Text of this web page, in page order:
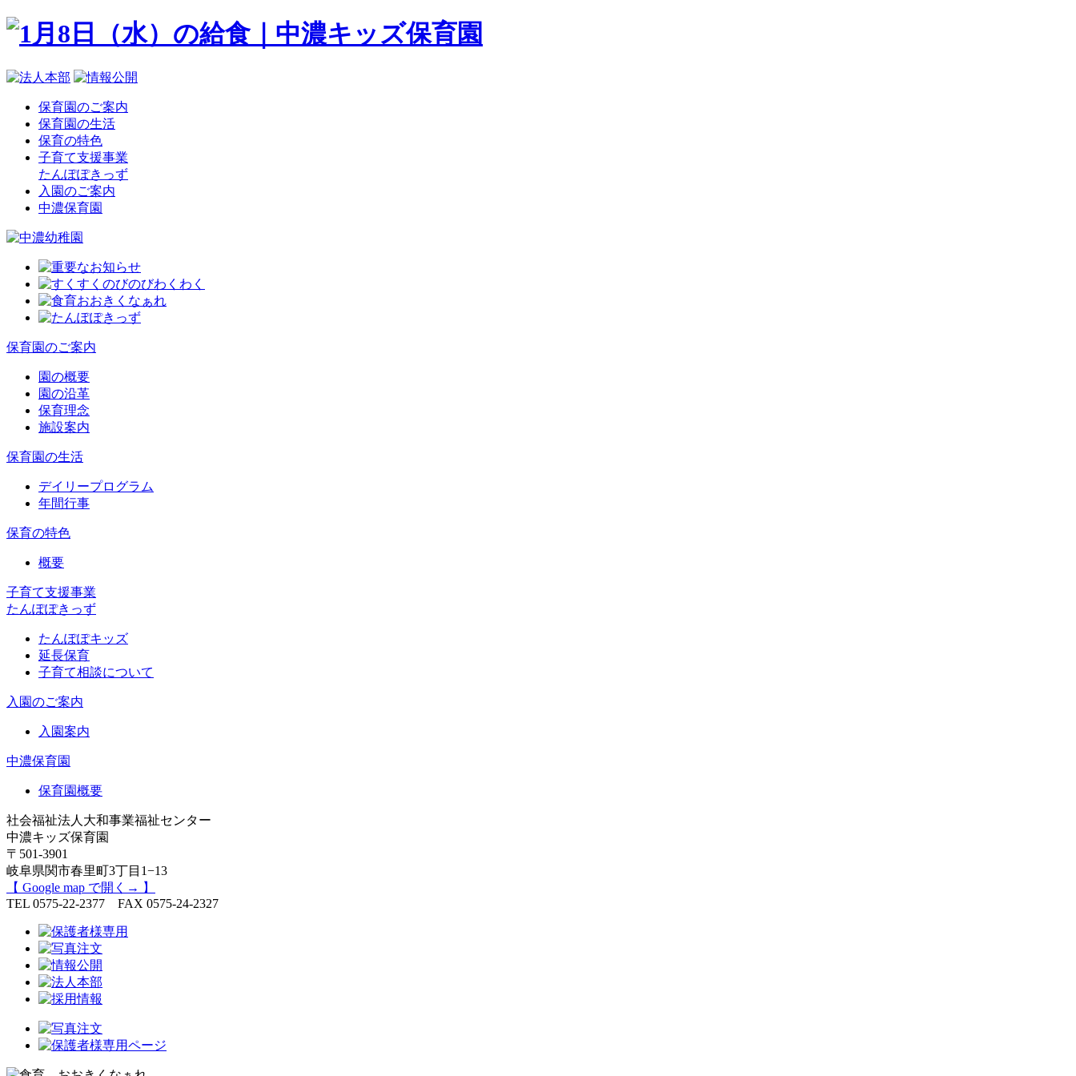
保育園のご案内
保育園の生活
保育の特色
子育て支援事業
たんぽぽきっず
入園のご案内
中濃保育園
保育園のご案内
園の概要
園の沿革
保育理念
施設案内
保育園の生活
デイリープログラム
年間行事
保育の特色
概要
子育て支援事業
たんぽぽきっず
たんぽぽキッズ
延長保育
子育て相談について
入園のご案内
入園案内
中濃保育園
保育園概要
社会福祉法人大和事業福祉センター
中濃キッズ保育園
〒501-3901
岐阜県関市春里町3丁目1−13
【 Google map で開く→ 】
TEL 0575-22-2377 FAX 0575-24-2327